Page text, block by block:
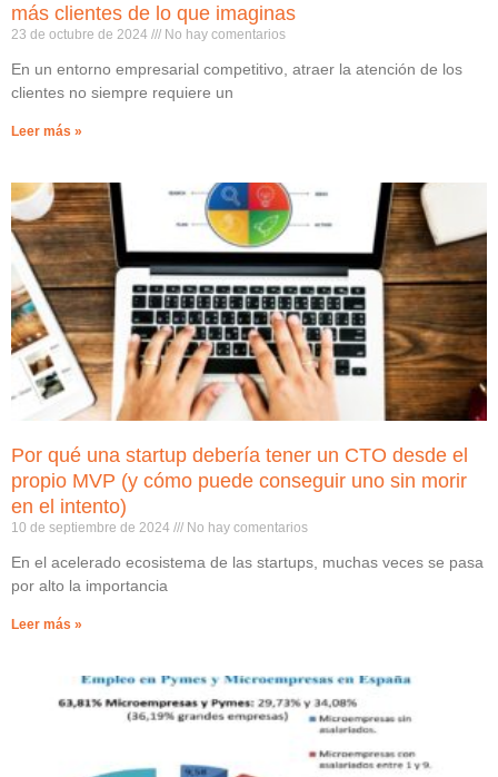
más clientes de lo que imaginas
23 de octubre de 2024 No hay comentarios
En un entorno empresarial competitivo, atraer la atención de los
clientes no siempre requiere un
Leer más »
Por qué una startup debería tener un CTO desde el
propio MVP (y cómo puede conseguir uno sin morir
en el intento)
10 de septiembre de 2024 No hay comentarios
En el acelerado ecosistema de las startups, muchas veces se pasa
por alto la importancia
Leer más »